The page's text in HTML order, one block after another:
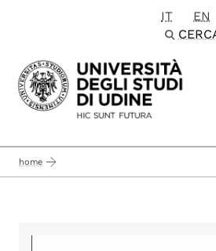
Passa al contenuto
IT EN
home